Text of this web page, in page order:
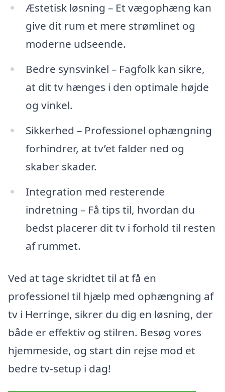
Æstetisk løsning – Et vægophæng kan
give dit rum et mere strømlinet og
moderne udseende.
Bedre synsvinkel – Fagfolk kan sikre,
at dit tv hænges i den optimale højde
og vinkel.
Sikkerhed – Professionel ophængning
forhindrer, at tv’et falder ned og
skaber skader.
Integration med resterende
indretning – Få tips til, hvordan du
bedst placerer dit tv i forhold til resten
af rummet.
Ved at tage skridtet til at få en
professionel til hjælp med ophængning af
tv i Herringe, sikrer du dig en løsning, der
både er effektiv og stilren. Besøg vores
hjemmeside, og start din rejse mod et
bedre tv-setup i dag!